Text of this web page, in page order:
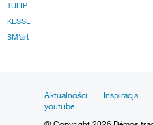
TULIP
KESSE
SM´art
Aktualności Inspiracja
youtube